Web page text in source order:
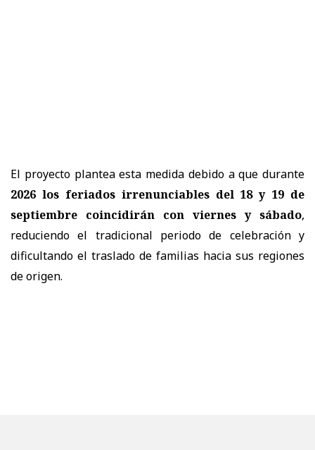
El proyecto plantea esta medida debido a que durante
2026 los feriados irrenunciables del 18 y 19 de
septiembre coincidirán con viernes y sábado,
reduciendo el tradicional periodo de celebración y
dificultando el traslado de familias hacia sus regiones
de origen.